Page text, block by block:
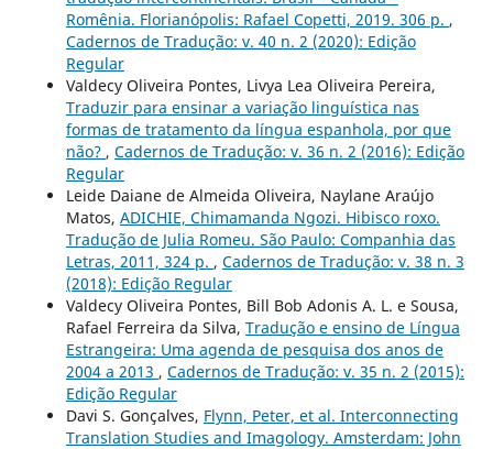
Romênia. Florianópolis: Rafael Copetti, 2019. 306 p. ,
Cadernos de Tradução: v. 40 n. 2 (2020): Edição
Regular
Valdecy Oliveira Pontes, Livya Lea Oliveira Pereira,
Traduzir para ensinar a variação linguística nas
formas de tratamento da língua espanhola, por que
não? , Cadernos de Tradução: v. 36 n. 2 (2016): Edição
Regular
Leide Daiane de Almeida Oliveira, Naylane Araújo
Matos, ADICHIE, Chimamanda Ngozi. Hibisco roxo.
Tradução de Julia Romeu. São Paulo: Companhia das
Letras, 2011, 324 p. , Cadernos de Tradução: v. 38 n. 3
(2018): Edição Regular
Valdecy Oliveira Pontes, Bill Bob Adonis A. L. e Sousa,
Rafael Ferreira da Silva, Tradução e ensino de Língua
Estrangeira: Uma agenda de pesquisa dos anos de
2004 a 2013 , Cadernos de Tradução: v. 35 n. 2 (2015):
Edição Regular
Davi S. Gonçalves, Flynn, Peter, et al. Interconnecting
Translation Studies and Imagology. Amsterdam: John